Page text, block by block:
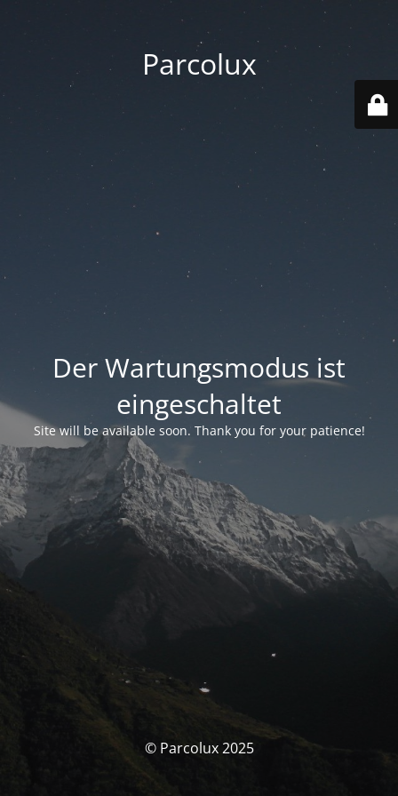
Parcolux
Der Wartungsmodus ist
eingeschaltet
Site will be available soon. Thank you for your patience!
© Parcolux 2025